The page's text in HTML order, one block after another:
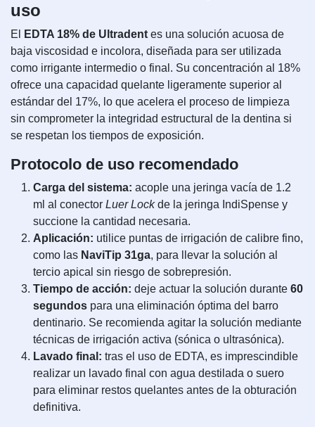
uso
El EDTA 18% de Ultradent es una solución acuosa de
baja viscosidad e incolora, diseñada para ser utilizada
como irrigante intermedio o final. Su concentración al 18%
ofrece una capacidad quelante ligeramente superior al
estándar del 17%, lo que acelera el proceso de limpieza
sin comprometer la integridad estructural de la dentina si
se respetan los tiempos de exposición.
Protocolo de uso recomendado
Carga del sistema: acople una jeringa vacía de 1.2
ml al conector Luer Lockde la jeringa IndiSpense y
succione la cantidad necesaria.
Aplicación: utilice puntas de irrigación de calibre fino,
como las NaviTip 31ga, para llevar la solución al
tercio apical sin riesgo de sobrepresión.
Tiempo de acción: deje actuar la solución durante 60
segundos para una eliminación óptima del barro
dentinario. Se recomienda agitar la solución mediante
técnicas de irrigación activa (sónica o ultrasónica).
Lavado final: tras el uso de EDTA, es imprescindible
realizar un lavado final con agua destilada o suero
para eliminar restos quelantes antes de la obturación
definitiva.